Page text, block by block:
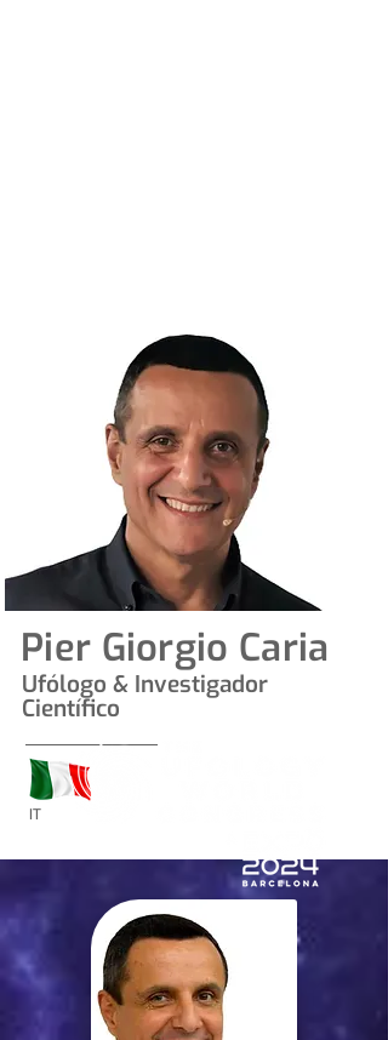
Pier Giorgio Caria
Ufólogo & Investigador
Científico
IT